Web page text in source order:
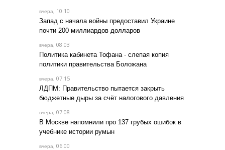
вчера, 10:10
Запад с начала войны предоставил Украине
почти 200 миллиардов долларов
вчера, 08:03
Политика кабинета Тофана - слепая копия
политики правительства Боложана
вчера, 07:15
ЛДПМ: Правительство пытается закрыть
бюджетные дыры за счёт налогового давления
вчера, 07:08
В Москве напомнили про 137 грубых ошибок в
учебнике истории румын
вчера, 06:00